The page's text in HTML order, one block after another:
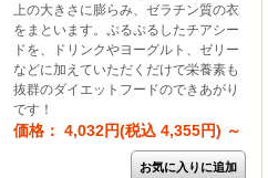
上の大きさに膨らみ、ゼラチン質の衣
をまといます。ぷるぷるしたチアシー
ドを、ドリンクやヨーグルト、ゼリー
などに加えていただくだけで栄養素も
抜群のダイエットフードのできあがり
です！
価格： 4,032円(税込 4,355円) ～